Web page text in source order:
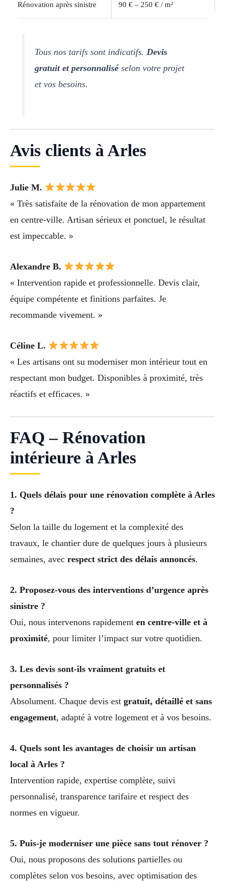
Rénovation après sinistre 90 € – 250 € / m²
Tous nos tarifs sont indicatifs.Devis
gratuit et personnaliséselon votre projet
et vos besoins.
Avis clients à Arles
Julie M.
« Très satisfaite de la rénovation de mon appartement
en centre-ville. Artisan sérieux et ponctuel, le résultat
est impeccable. »
Alexandre B.
« Intervention rapide et professionnelle. Devis clair,
équipe compétente et finitions parfaites. Je
recommande vivement. »
Céline L.
« Les artisans ont su moderniser mon intérieur tout en
respectant mon budget. Disponibles à proximité, très
réactifs et efficaces. »
FAQ – Rénovation
intérieure à Arles
1. Quels délais pour une rénovation complète à Arles
?
Selon la taille du logement et la complexité des
travaux, le chantier dure de quelques jours à plusieurs
semaines, avec respect strict des délais annoncés.
2. Proposez-vous des interventions d’urgence après
sinistre ?
Oui, nous intervenons rapidement en centre-ville et à
proximité, pour limiter l’impact sur votre quotidien.
3. Les devis sont-ils vraiment gratuits et
personnalisés ?
Absolument. Chaque devis est gratuit, détaillé et sans
engagement, adapté à votre logement et à vos besoins.
4. Quels sont les avantages de choisir un artisan
local à Arles ?
Intervention rapide, expertise complète, suivi
personnalisé, transparence tarifaire et respect des
normes en vigueur.
5. Puis-je moderniser une pièce sans tout rénover ?
Oui, nous proposons des solutions partielles ou
complètes selon vos besoins, avec optimisation des